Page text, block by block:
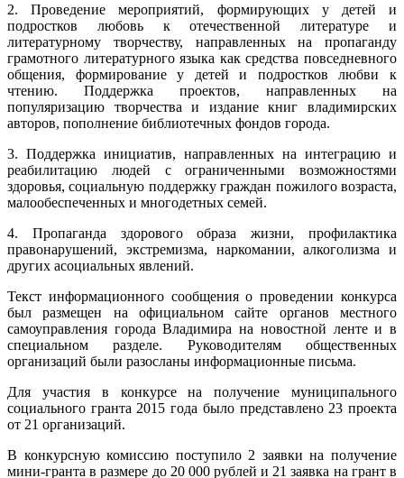
2. Проведение мероприятий, формирующих у детей и
подростков любовь к отечественной литературе и
литературному творчеству, направленных на пропаганду
грамотного литературного языка как средства повседневного
общения, формирование у детей и подростков любви к
чтению. Поддержка проектов, направленных на
популяризацию творчества и издание книг владимирских
авторов, пополнение библиотечных фондов города.
3. Поддержка инициатив, направленных на интеграцию и
реабилитацию людей с ограниченными возможностями
здоровья, социальную поддержку граждан пожилого возраста,
малообеспеченных и многодетных семей.
4. Пропаганда здорового образа жизни, профилактика
правонарушений, экстремизма, наркомании, алкоголизма и
других асоциальных явлений.
Текст информационного сообщения о проведении конкурса
был размещен на официальном сайте органов местного
самоуправления города Владимира на новостной ленте и в
специальном разделе. Руководителям общественных
организаций были разосланы информационные письма.
Для участия в конкурсе на получение муниципального
социального гранта 2015 года было представлено 23 проекта
от 21 организаций.
В конкурсную комиссию поступило 2 заявки на получение
мини-гранта в размере до 20 000 рублей и 21 заявка на грант в